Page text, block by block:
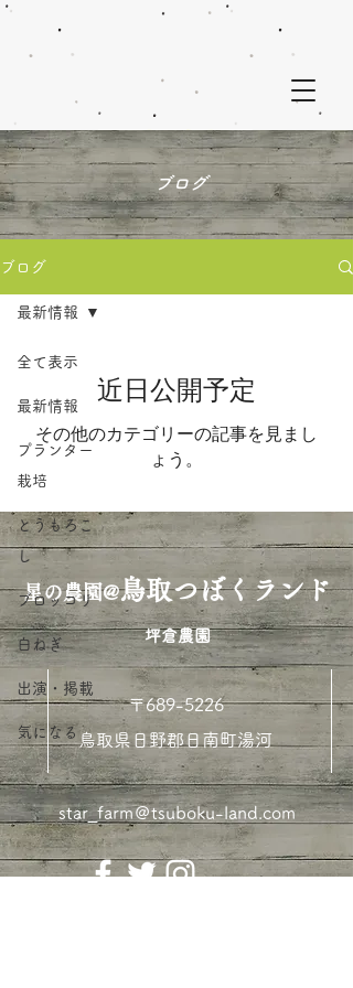
ブログ
ブログ
全て表示
最新情報
プランター
栽培
とうもろこ
し
ブロッコリ
白ねぎ
出演・掲載
気になる
最新情報
近日公開予定
その他のカテゴリーの記事を見まし
ょう。
星の農園@鳥取つぼくランド
​坪倉農園
〒689-5226
鳥取県日野郡日南町湯河
star_farm＠tsuboku-land.com